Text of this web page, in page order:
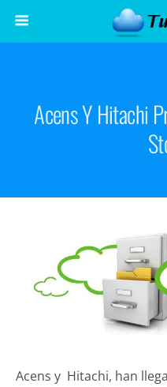
Acens Y Hitachi
Acens y Hitachi, han